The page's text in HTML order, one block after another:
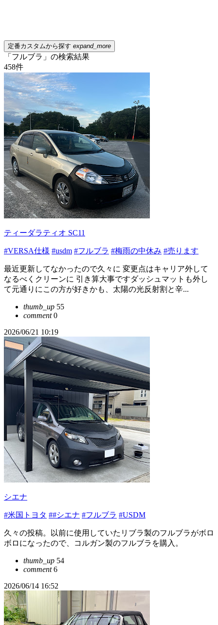
定番カスタムから探す expand_more
「フルブラ」の検索結果
458件
ティーダラティオ SC11
#VERSA仕様 #usdm #フルブラ #梅雨の中休み #売ります
最近更新してなかったので久々に 変更点はキャリア外して
なるべくクリーンに 引き算大事ですダッシュマットも外し
て元通りにこの方が好きかも、太陽の光反射割と辛...
thumb_up 55
comment0
2026/06/21 10:19
シエナ
#米国トヨタ ##シエナ #フルブラ #USDM
久々の投稿。以前に使用していたリブラ製のフルブラがボロ
ボロになったので、コルガン製のフルブラを購入。
thumb_up 54
comment6
2026/06/14 16:52